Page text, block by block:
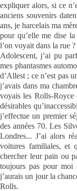
expliquer alors, si ce
anciens souvenirs
ans, je harcelais ma
pour qu’elle me dise
l’on voyait dans la rue ?
Adolescent, j’ai pu
mes phantasmes
d’Allest ; ce n’est pas
j’avais dans ma
voyais les Rolls-Royce
désirables
j’effectue un premier
des années 70. Les
Londres... J’ai alors
voitures familiales, et
chercher leur pain ou
toujours pas pour moi
j’aurais un jour la
Rolls.